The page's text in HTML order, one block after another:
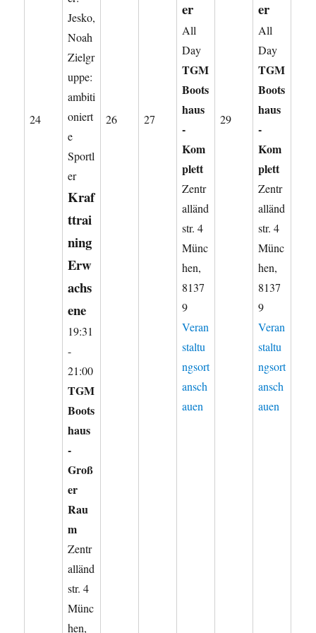
2424.
August
Jesko,
Noah
Zielgr
uppe:
ambiti
oniert
e
Sportl
er
Kraf
ttrai
ning
Erw
achs
ene
19:31
-
21:00
TGM
Boots
haus
-
Groß
er
Rau
m
Zentr
alländ
str. 4
Münc
hen,
2626.
27
er
All
Day
TGM
Boots
haus
-
Kom
plett
Zentr
alländ
str. 4
Münc
hen,
8137
9
Veran
staltu
ngsort
ansch
auen
2929.
er
All
Day
TGM
Boots
haus
-
Kom
plett
Zentr
alländ
str. 4
Münc
hen,
8137
9
Veran
staltu
ngsort
ansch
auen